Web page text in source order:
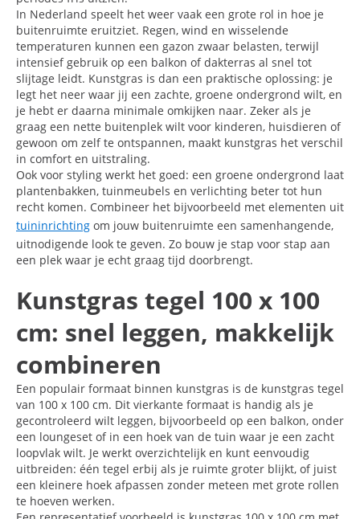
In Nederland speelt het weer vaak een grote rol in hoe je
buitenruimte eruitziet. Regen, wind en wisselende
temperaturen kunnen een gazon zwaar belasten, terwijl
intensief gebruik op een balkon of dakterras al snel tot
slijtage leidt. Kunstgras is dan een praktische oplossing: je
legt het neer waar jij een zachte, groene ondergrond wilt, en
je hebt er daarna minimale omkijken naar. Zeker als je
graag een nette buitenplek wilt voor kinderen, huisdieren of
gewoon om zelf te ontspannen, maakt kunstgras het verschil
in comfort en uitstraling.
Ook voor styling werkt het goed: een groene ondergrond laat
plantenbakken, tuinmeubels en verlichting beter tot hun
recht komen. Combineer het bijvoorbeeld met elementen uit
tuininrichting om jouw buitenruimte een samenhangende,
uitnodigende look te geven. Zo bouw je stap voor stap aan
een plek waar je echt graag tijd doorbrengt.
Kunstgras tegel 100 x 100
cm: snel leggen, makkelijk
combineren
Een populair formaat binnen kunstgras is de kunstgras tegel
van 100 x 100 cm. Dit vierkante formaat is handig als je
gecontroleerd wilt leggen, bijvoorbeeld op een balkon, onder
een loungeset of in een hoek van de tuin waar je een zacht
loopvlak wilt. Je werkt overzichtelijk en kunt eenvoudig
uitbreiden: één tegel erbij als je ruimte groter blijkt, of juist
een kleinere hoek afpassen zonder meteen met grote rollen
te hoeven werken.